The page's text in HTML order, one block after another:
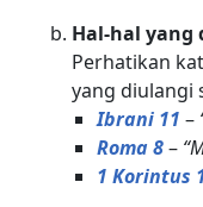
Hal-hal yang
Perhatikan
yang diulangi
Ibrani 11 –
Roma 8–
1 Korintus